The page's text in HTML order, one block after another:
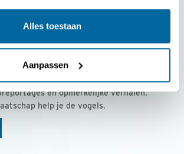
Alles toestaan
Aanpassen
x Vogels voor € 36,00 per jaar
voor onze leden, met
en opmerkelijke verhalen.
help je de vogels.